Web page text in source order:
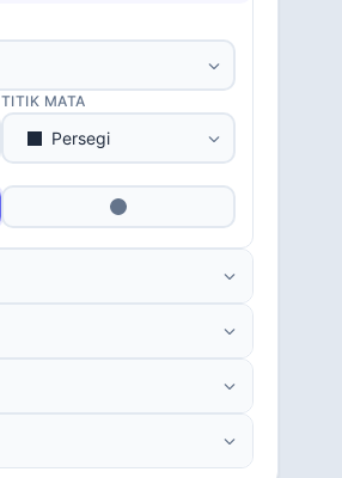
Elegan WiFi
TITIK MATA
Persegi